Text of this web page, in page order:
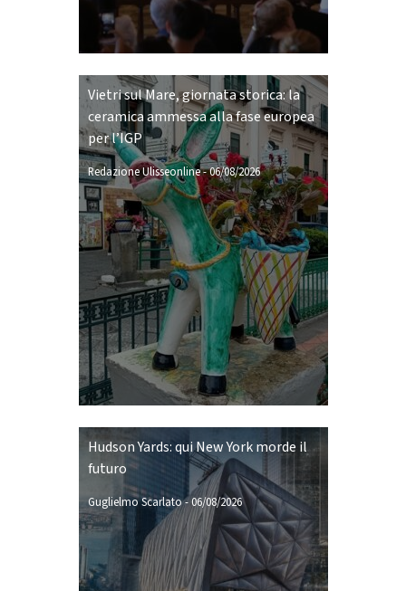
Vietri sul Mare, giornata storica: la
ceramica ammessa alla fase europea
per l’IGP
Redazione Ulisseonline-06/08/2026
Hudson Yards: qui New York morde il
futuro
Guglielmo Scarlato-06/08/2026